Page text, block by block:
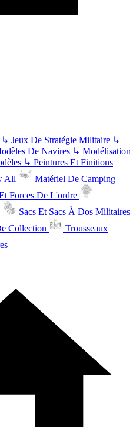
↳ Jeux De Stratégie Militaire ↳
De Navires ↳ Modélisation
↳ Peintures Et Finitions
All
Matériel De Camping
Forces De L'ordre
Sacs Et Sacs À Dos Militaires
Collection
Trousseaux